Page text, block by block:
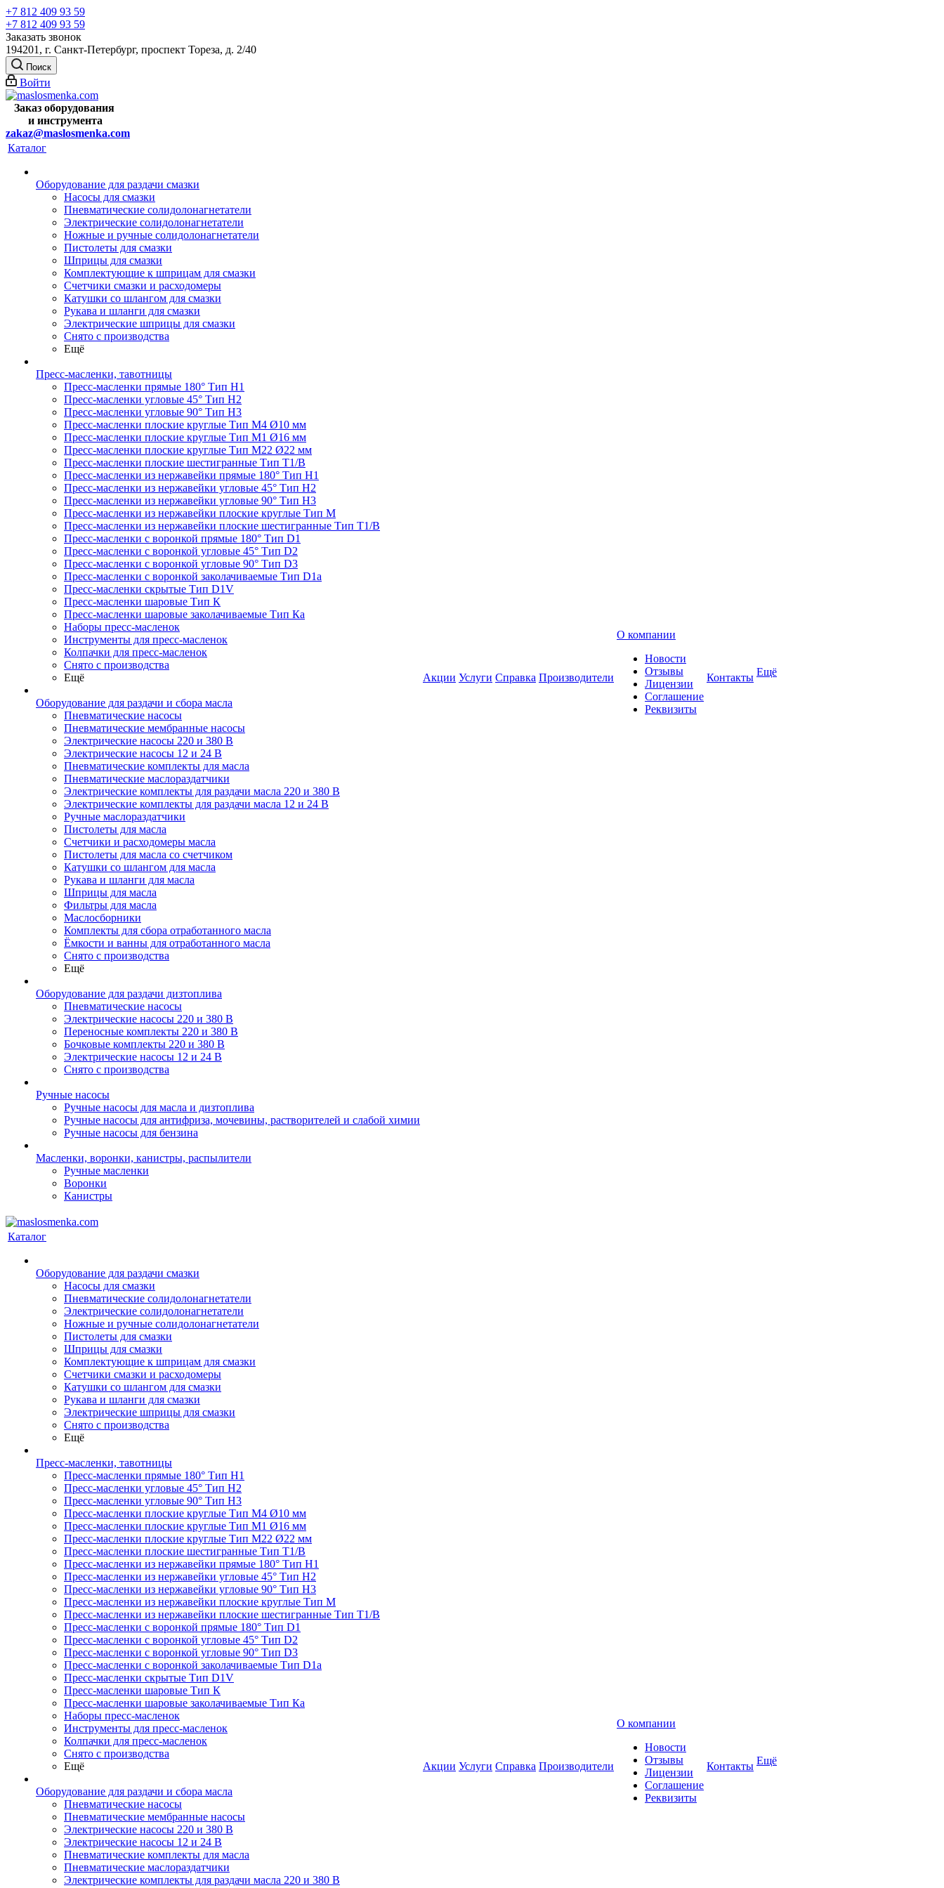
+7 812 409 93 59
+7 812 409 93 59
Заказать звонок
194201, г. Санкт-Петербург, проспект Тореза, д. 2/40
Поиск
Войти
Заказ оборудования
и инструмента
zakaz@maslosmenka.com
Каталог
Оборудование для раздачи смазки
Насосы для смазки
Пневматические солидолонагнетатели
Электрические солидолонагнетатели
Ножные и ручные солидолонагнетатели
Пистолеты для смазки
Шприцы для смазки
Комплектующие к шприцам для смазки
Счетчики смазки и расходомеры
Катушки со шлангом для смазки
Рукава и шланги для смазки
Электрические шприцы для смазки
Снято с производства
Ещё
Пресс-масленки, тавотницы
Пресс-масленки прямые 180° Тип H1
Пресс-масленки угловые 45° Тип H2
Пресс-масленки угловые 90° Тип H3
Пресс-масленки плоские круглые Тип M4 Ø10 мм
Пресс-масленки плоские круглые Тип M1 Ø16 мм
Пресс-масленки плоские круглые Тип M22 Ø22 мм
Пресс-масленки плоские шестигранные Тип T1/B
Пресс-масленки из нержавейки прямые 180° Тип H1
Пресс-масленки из нержавейки угловые 45° Тип H2
Пресс-масленки из нержавейки угловые 90° Тип H3
Пресс-масленки из нержавейки плоские круглые Тип M
Пресс-масленки из нержавейки плоские шестигранные Тип T1/B
Пресс-масленки с воронкой прямые 180° Тип D1
Пресс-масленки с воронкой угловые 45° Тип D2
Пресс-масленки с воронкой угловые 90° Тип D3
Пресс-масленки с воронкой заколачиваемые Тип D1a
Пресс-масленки скрытые Тип D1V
Пресс-масленки шаровые Тип К
Пресс-масленки шаровые заколачиваемые Тип Кa
Наборы пресс-масленок
Инструменты для пресс-масленок
Колпачки для пресс-масленок
Снято с производства
Ещё
Оборудование для раздачи и сбора масла
Пневматические насосы
Пневматические мембранные насосы
Электрические насосы 220 и 380 В
Электрические насосы 12 и 24 В
Пневматические комплекты для масла
Пневматические маслораздатчики
Электрические комплекты для раздачи масла 220 и 380 В
Электрические комплекты для раздачи масла 12 и 24 В
Ручные маслораздатчики
Пистолеты для масла
Счетчики и расходомеры масла
Пистолеты для масла со счетчиком
Катушки со шлангом для масла
Рукава и шланги для масла
Шприцы для масла
Фильтры для масла
Маслосборники
Комплекты для сбора отработанного масла
Ёмкости и ванны для отработанного масла
Снято с производства
Ещё
Оборудование для раздачи дизтоплива
Пневматические насосы
Электрические насосы 220 и 380 В
Переносные комплекты 220 и 380 В
Бочковые комплекты 220 и 380 В
Электрические насосы 12 и 24 В
Снято с производства
Ручные насосы
Ручные насосы для масла и дизтоплива
Ручные насосы для антифриза, мочевины, растворителей и слабой химии
Ручные насосы для бензина
Масленки, воронки, канистры, распылители
Ручные масленки
Воронки
Канистры
Акции Услуги Справка Производители
О компании
Новости
Отзывы
Лицензии
Соглашение
Реквизиты
Контакты Ещё
Каталог
Оборудование для раздачи смазки
Насосы для смазки
Пневматические солидолонагнетатели
Электрические солидолонагнетатели
Ножные и ручные солидолонагнетатели
Пистолеты для смазки
Шприцы для смазки
Комплектующие к шприцам для смазки
Счетчики смазки и расходомеры
Катушки со шлангом для смазки
Рукава и шланги для смазки
Электрические шприцы для смазки
Снято с производства
Ещё
Пресс-масленки, тавотницы
Пресс-масленки прямые 180° Тип H1
Пресс-масленки угловые 45° Тип H2
Пресс-масленки угловые 90° Тип H3
Пресс-масленки плоские круглые Тип M4 Ø10 мм
Пресс-масленки плоские круглые Тип M1 Ø16 мм
Пресс-масленки плоские круглые Тип M22 Ø22 мм
Пресс-масленки плоские шестигранные Тип T1/B
Пресс-масленки из нержавейки прямые 180° Тип H1
Пресс-масленки из нержавейки угловые 45° Тип H2
Пресс-масленки из нержавейки угловые 90° Тип H3
Пресс-масленки из нержавейки плоские круглые Тип M
Пресс-масленки из нержавейки плоские шестигранные Тип T1/B
Пресс-масленки с воронкой прямые 180° Тип D1
Пресс-масленки с воронкой угловые 45° Тип D2
Пресс-масленки с воронкой угловые 90° Тип D3
Пресс-масленки с воронкой заколачиваемые Тип D1a
Пресс-масленки скрытые Тип D1V
Пресс-масленки шаровые Тип К
Пресс-масленки шаровые заколачиваемые Тип Кa
Наборы пресс-масленок
Инструменты для пресс-масленок
Колпачки для пресс-масленок
Снято с производства
Ещё
Оборудование для раздачи и сбора масла
Пневматические насосы
Пневматические мембранные насосы
Электрические насосы 220 и 380 В
Электрические насосы 12 и 24 В
Пневматические комплекты для масла
Пневматические маслораздатчики
Электрические комплекты для раздачи масла 220 и 380 В
Акции Услуги Справка Производители
О компании
Новости
Отзывы
Лицензии
Соглашение
Реквизиты
Контакты Ещё